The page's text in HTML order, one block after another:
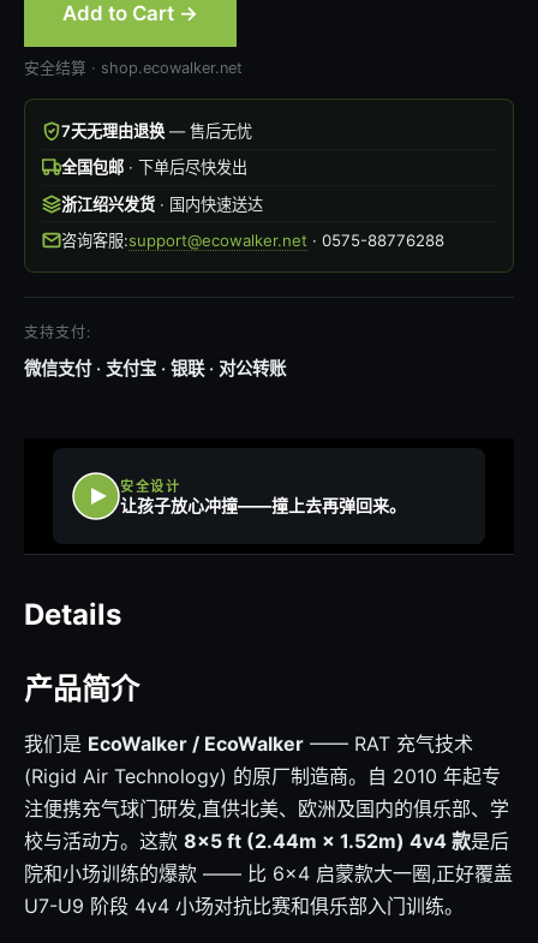
Add to Cart →
安全结算 · shop.ecowalker.net
7天无理由退换— 售后无忧
全国包邮· 下单后尽快发出
浙江绍兴发货· 国内快速送达
咨询客服:support@ecowalker.net · 0575-88776288
支持支付:
微信支付 · 支付宝 · 银联 · 对公转账
安全设计
让孩子放心冲撞——撞上去再弹回来。
Details
产品简介
我们是 EcoWalker / EcoWalker —— RAT 充气技术
(Rigid Air Technology) 的原厂制造商。自 2010 年起专
注便携充气球门研发,直供北美、欧洲及国内的俱乐部、学
校与活动方。这款 8×5 ft (2.44m × 1.52m) 4v4 款是后
院和小场训练的爆款 —— 比 6×4 启蒙款大一圈,正好覆盖
U7-U9 阶段 4v4 小场对抗比赛和俱乐部入门训练。